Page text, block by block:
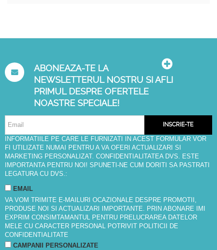
ABONEAZA-TE LA
NEWSLETTERUL NOSTRU SI AFLI
PRIMUL DESPRE OFERTELE
NOASTRE SPECIALE!
INSCRIE-TE
INFORMATIILE PE CARE LE FURNIZATI IN ACEST FORMULAR VOR
FI UTILIZATE NUMAI PENTRU A VA OFERI ACTUALIZARI SI
MARKETING PERSONALIZAT. CONFIDENTIALITATEA DVS. ESTE
IMPORTANTA PENTRU NOI! SPUNETI-NE CUM DORITI SA PASTRATI
LEGATURA CU DVS.:
EMAIL
VA VOM TRIMITE E-MAILURI OCAZIONALE DESPRE PROMOTII,
PRODUSE NOI SI ACTUALIZARI IMPORTANTE. PRIN ABONARE IMI
EXPRIM CONSIMTAMANTUL PENTRU PRELUCRAREA DATELOR
MELE CU CARACTER PERSONAL POTRIVIT POLITICII DE
CONFIDENTIALITATE
CAMPANII PERSONALIZATE